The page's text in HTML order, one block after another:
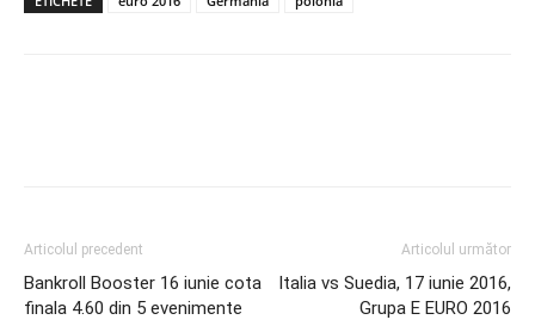
Articolul precedent
Bankroll Booster 16 iunie cota
finala 4.60 din 5 evenimente
Articolul următor
Italia vs Suedia, 17 iunie 2016,
Grupa E EURO 2016